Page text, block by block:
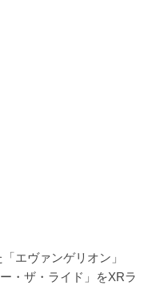
エヴァンゲリオン」
・ザ・ライド」をXRラ